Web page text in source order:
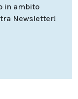
in ambito
Newsletter!